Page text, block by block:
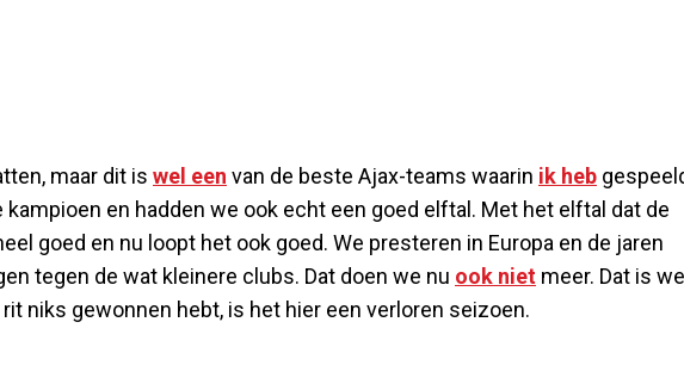
maar dit is wel een van de beste Ajax-teams waarin ik heb
en hadden we ook echt een goed elftal. Met het elftal dat de
goed en nu loopt het ook goed. We presteren in Europa en de jaren
tegen de wat kleinere clubs. Dat doen we nu ook niet meer. Dat is wel
niks gewonnen hebt, is het hier een verloren seizoen.